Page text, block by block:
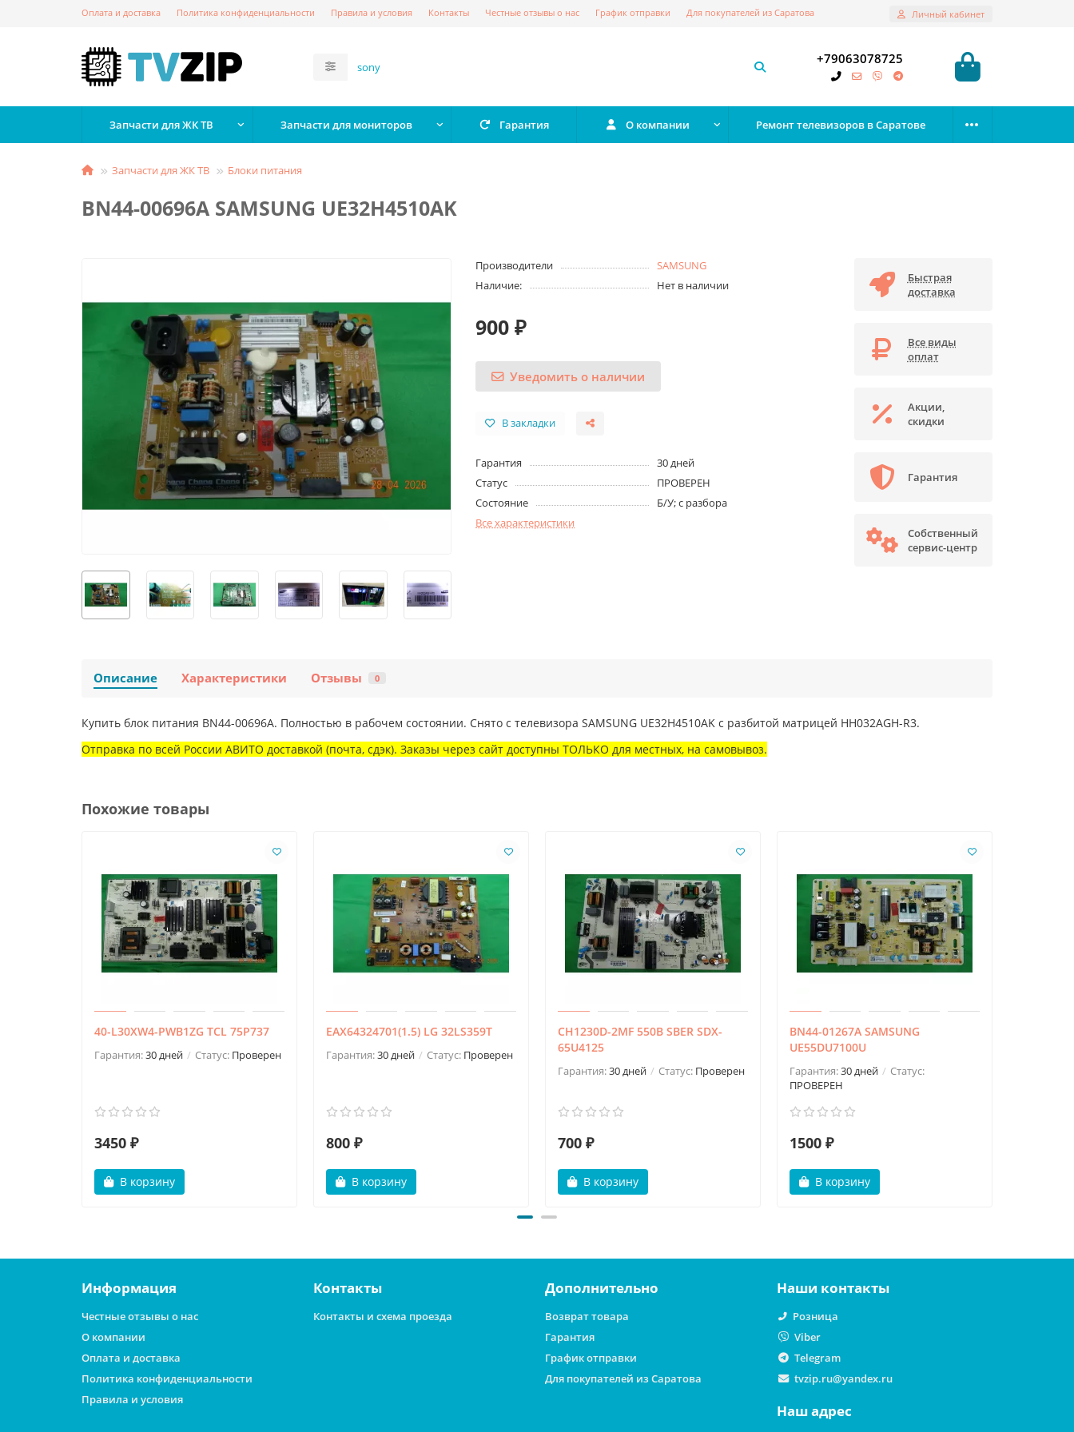
Оплата и доставка Политика конфиденциальности Правила и условия Контакты Честные отзывы о нас График отправки Для покупателей из Саратова Личный кабинет
+79063078725
Запчасти для ЖК ТВ Запчасти для мониторов Гарантия О компании Ремонт телевизоров в Саратове
Запчасти для ЖК ТВ Блоки питания
BN44-00696A SAMSUNG UE32H4510AK
Производители
SAMSUNG
Наличие:
Нет в наличии
900 ₽
Уведомить о наличии
В закладки
Гарантия
30 дней
Статус
ПРОВЕРЕН
Состояние
Б/У; с разбора
Все характеристики
Быстрая
доставка
Все виды
оплат
Акции,
скидки
Гарантия
Собственный
сервис-центр
Описание Характеристики Отзывы 0
Купить блок питания BN44-00696A. Полностью в рабочем состоянии. Снято с телевизора SAMSUNG UE32H4510AK с разбитой матрицей HH032AGH-R3.
Отправка по всей России АВИТО доставкой (почта, сдэк). Заказы через сайт доступны ТОЛЬКО для местных, на самовывоз.
Похожие товары
40-L30XW4-PWB1ZG TCL 75P737
Гарантия:30 дней Статус: Проверен
3450 ₽
В корзину
EAX64324701(1.5) LG 32LS359T
Гарантия:30 дней Статус: Проверен
800 ₽
В корзину
CH1230D-2MF 550B SBER SDX-
65U4125
Гарантия:30 дней Статус: Проверен
700 ₽
В корзину
BN44-01267A SAMSUNG
UE55DU7100U
Гарантия:30 дней
Статус:
ПРОВЕРЕН
1500 ₽
В корзину
Информация
Честные отзывы о нас
О компании
Оплата и доставка
Политика конфиденциальности
Правила и условия
Контакты
Контакты и схема проезда
Дополнительно
Возврат товара
Гарантия
График отправки
Для покупателей из Саратова
Наши контакты
Розница
Viber
Telegram
tvzip.ru@yandex.ru
Наш адрес